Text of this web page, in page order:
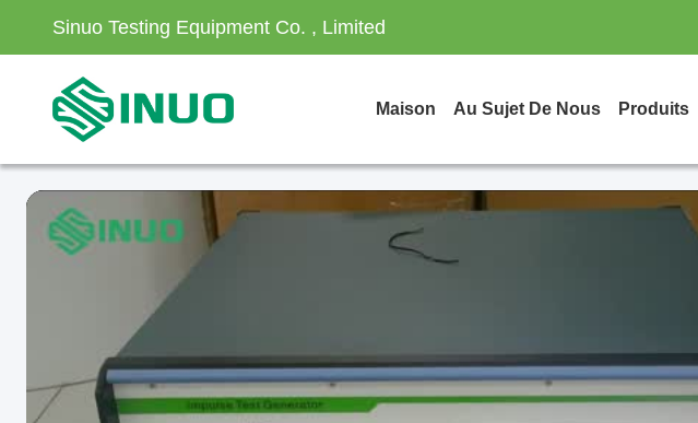
Sinuo Testing Equipment Co. , Limited
Maison Au Sujet De Nous Produits